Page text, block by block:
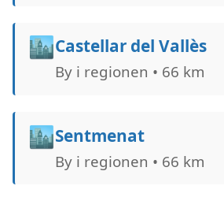
🏙️Castellar del Vallès
By i regionen • 66 km
🏙️Sentmenat
By i regionen • 66 km